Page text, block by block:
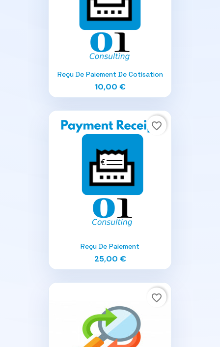
Reçu De Paiement De Cotisation
10,00 €
Reçu De Paiement
25,00 €
favorite_border
favorite_border